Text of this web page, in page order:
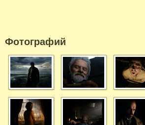
Фотографий